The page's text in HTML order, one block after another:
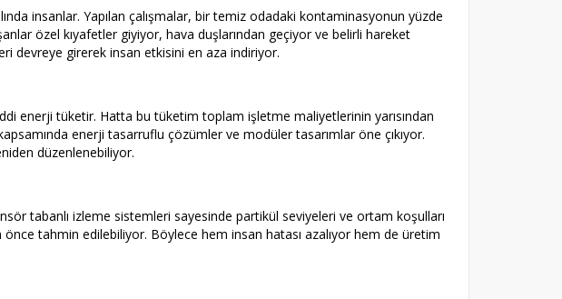
insanlar. Yapılan çalışmalar, bir temiz odadaki kontaminasyonun yüzde
özel kıyafetler giyiyor, hava duşlarından geçiyor ve belirli hareket
devreye girerek insan etkisini en aza indiriyor.
enerji tüketir. Hatta bu tüketim toplam işletme maliyetlerinin yarısından
enerji tasarruflu çözümler ve modüler tasarımlar öne çıkıyor.
düzenlenebiliyor.
tabanlı izleme sistemleri sayesinde partikül seviyeleri ve ortam koşulları
tahmin edilebiliyor. Böylece hem insan hatası azalıyor hem de üretim